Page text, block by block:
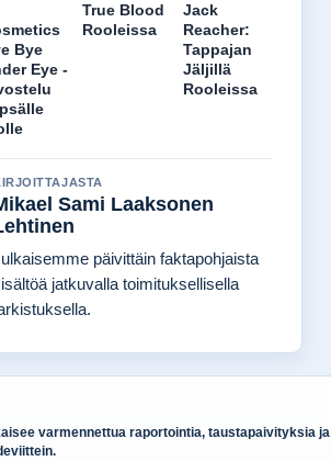
Bye
Eye -
True Blood
Rooleissa
Jack
Reacher:
Tappajan
Jäljillä
Rooleissa
Sami Laaksonen
päivittäin faktapohjaista
jatkuvalla toimituksellisella
varmennettua raportointia, taustapaivityksia ja